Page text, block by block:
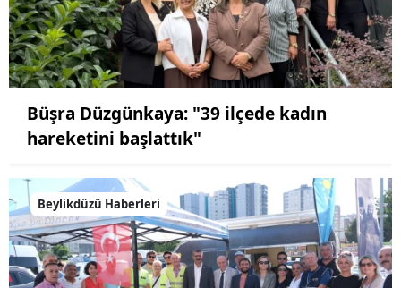
Büşra Düzgünkaya: "39 ilçede kadın
hareketini başlattık"
Beylikdüzü Haberleri